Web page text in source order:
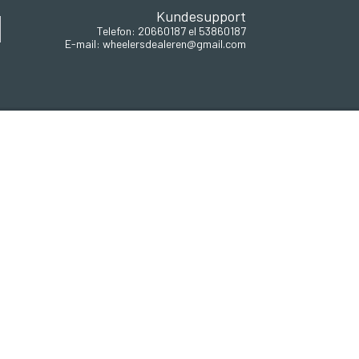
Kundesupport
Telefon: 20660187 el 53860187
E-mail: wheelersdealeren@gmail.com